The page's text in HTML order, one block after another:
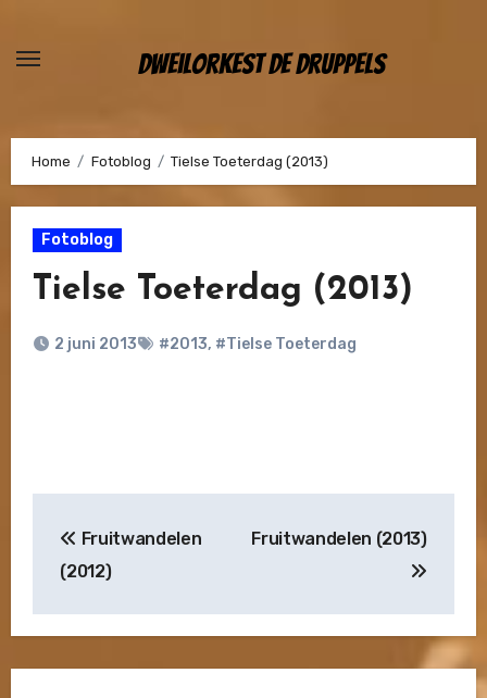
Dweilorkest De Druppels
Home Fotoblog Tielse Toeterdag (2013)
Fotoblog
Tielse Toeterdag (2013)
2 juni 2013 #2013, #Tielse Toeterdag
navigatie
Fruitwandelen
(2012)
Fruitwandelen (2013)